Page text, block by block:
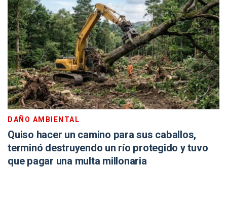
DAÑO AMBIENTAL
Quiso hacer un camino para sus caballos,
terminó destruyendo un río protegido y tuvo
que pagar una multa millonaria